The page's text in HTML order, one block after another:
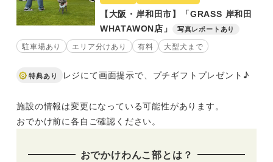
【大阪・岸和田市】「GRASS 岸和田
WHATAWON店」
写真レポートあり
駐車場あり エリア分けあり 有料 大型犬まで
特典あり レジにて画面提示で、プチギフトプレゼント♪
施設の情報は変更になっている可能性があります。
おでかけ前に各自ご確認ください。
おでかけわんこ部とは？